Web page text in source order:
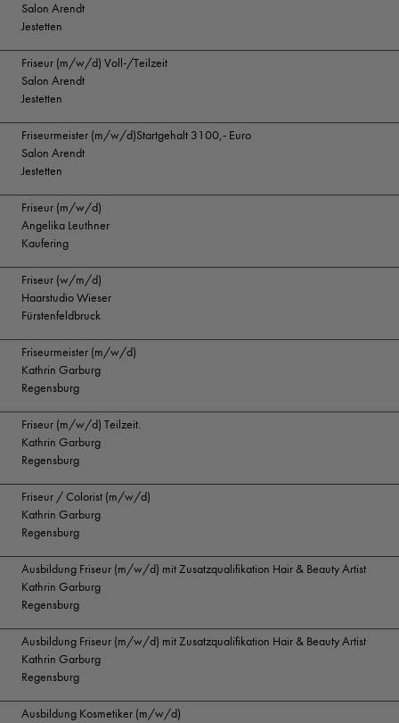
Salon Arendt
Jestetten
Friseur (m/w/d) Voll-/Teilzeit
Salon Arendt
Jestetten
Friseurmeister (m/w/d)Startgehalt 3100,- Euro
Salon Arendt
Jestetten
Friseur (m/w/d)
Angelika Leuthner
Kaufering
Friseur (w/m/d)
Haarstudio Wieser
Fürstenfeldbruck
Friseurmeister (m/w/d)
Kathrin Garburg
Regensburg
Friseur (m/w/d) Teilzeit.
Kathrin Garburg
Regensburg
Friseur / Colorist (m/w/d)
Kathrin Garburg
Regensburg
Ausbildung Friseur (m/w/d) mit Zusatzqualifikation Hair & Beauty Artist
Kathrin Garburg
Regensburg
Ausbildung Friseur (m/w/d) mit Zusatzqualifikation Hair & Beauty Artist
Kathrin Garburg
Regensburg
Ausbildung Kosmetiker (m/w/d)